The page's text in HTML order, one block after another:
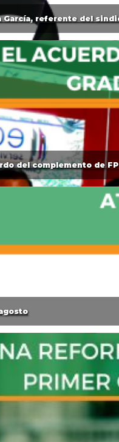
García, referente del
del complemento de